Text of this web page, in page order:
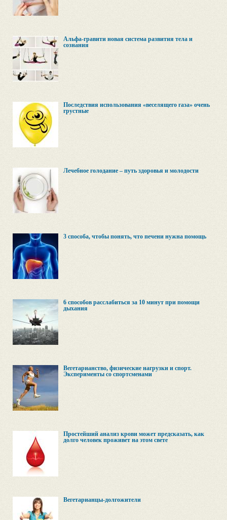
Альфа-гравити новая система развития тела и
сознания
Последствия использования «веселящего газа» очень
грустные
Лечебное голодание – путь здоровья и молодости
3 способа, чтобы понять, что печени нужна помощь
6 способов расслабиться за 10 минут при помощи
дыхания
Вегетарианство, физические нагрузки и спорт.
Эксперименты со спортсменами
Простейший анализ крови может предсказать, как
долго человек проживет на этом свете
Вегетарианцы-долгожители